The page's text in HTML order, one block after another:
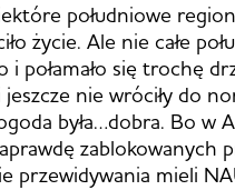
południowe
życie. Ale nie całe
i połamało się trochę
nie wróciły do
była…dobra. Bo w
zablokowanych
przewidywania mieli